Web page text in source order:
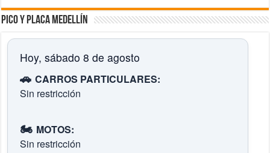
Pico y placa Medellín
Hoy, sábado 8 de agosto
🚗 CARROS PARTICULARES:
Sin restricción
🏍️ MOTOS:
Sin restricción